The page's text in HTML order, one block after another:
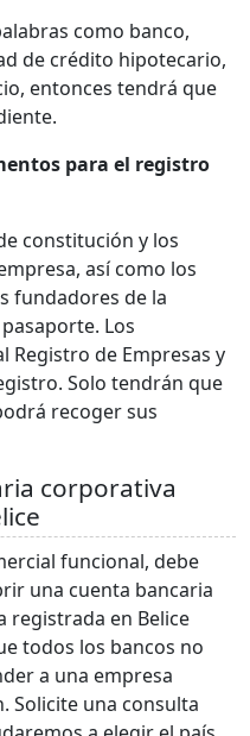
como banco,
de crédito hipotecario,
entonces tendrá que
para el registro
constitución y los
así como los
fundadores de la
Los
Registro de Empresas y
Solo tendrán que
recoger sus
corporativa
funcional, debe
una cuenta bancaria
registrada en Belice
todos los bancos no
a una empresa
Solicite una consulta